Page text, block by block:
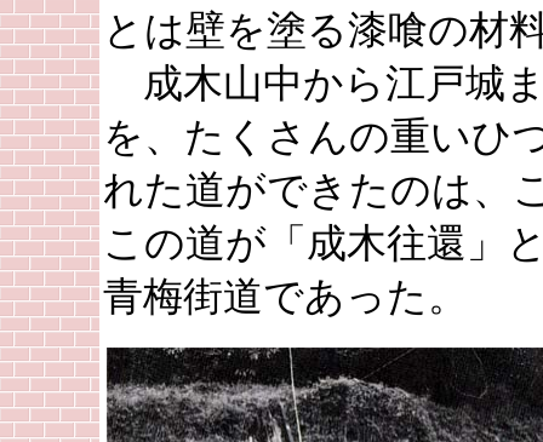
とは壁を塗る漆喰の材
成木山中から江戸城
を、たくさんの重いひ
れた道ができたのは、
この道が「成木往還」
青梅街道であった。